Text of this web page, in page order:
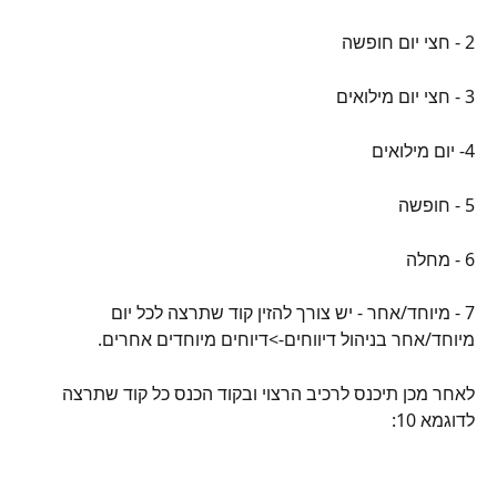
2 - חצי יום חופשה
3 - חצי יום מילואים
4- יום מילואים
5 - חופשה
6 - מחלה
7 - מיוחד/אחר - יש צורך להזין קוד שתרצה לכל יום
מיוחד/אחר בניהול דיווחים->דיוחים מיוחדים אחרים.
לאחר מכן תיכנס לרכיב הרצוי ובקוד הכנס כל קוד שתרצה
לדוגמא 10: